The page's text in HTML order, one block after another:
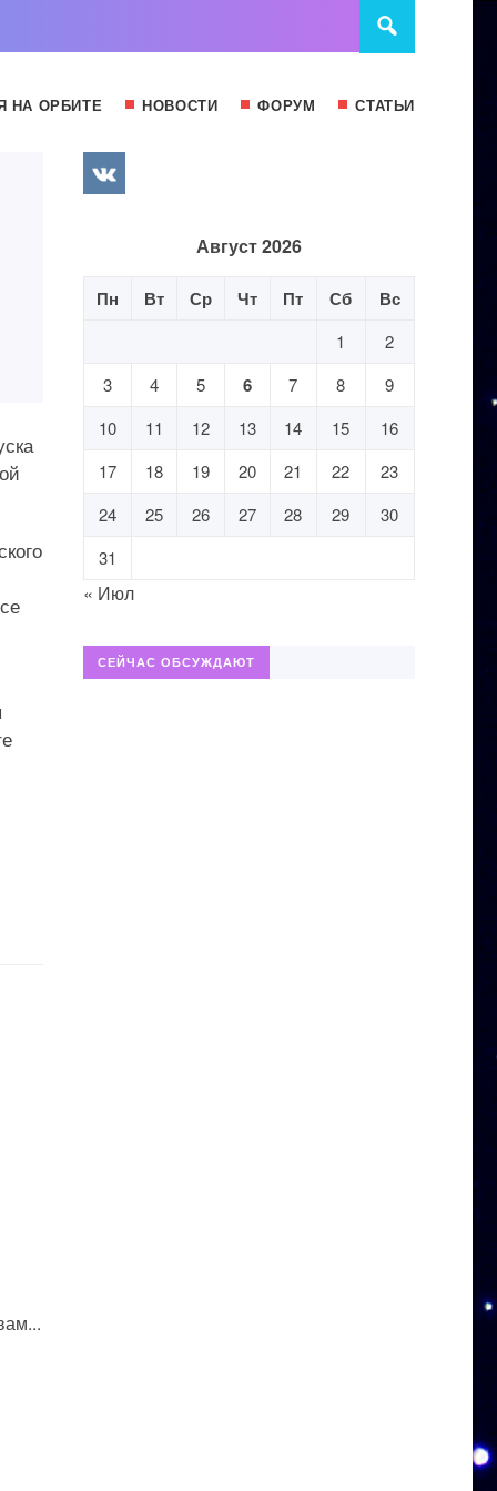
НА ОРБИТЕ НОВОСТИ ФОРУМ СТАТЬИ
Август 2026
Пн Вт Ср Чт Пт Сб Вс
1
2
3
4 5 6 7 8
9
10
11 12 13 14 15
16
17
18 19 20 21 22
23
24
25 26 27 28 29
30
31
« Июл
СЕЙЧАС ОБСУЖДАЮТ